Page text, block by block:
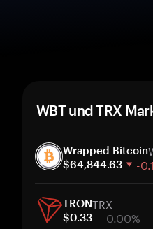
WBT und TRX
Wrapped Bitcoin
$64,844.63 -
30 Tage
Marktkapitalisierung
TRONTRX
$0.33 0.00%